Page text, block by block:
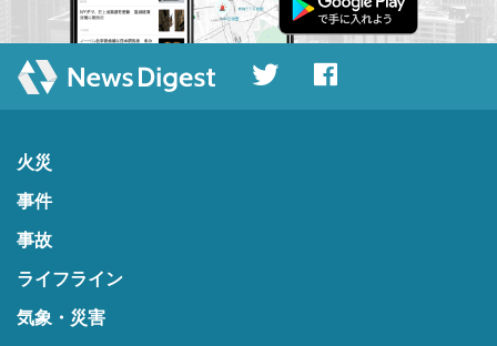
火災
事件
事故
ライフライン
気象・災害